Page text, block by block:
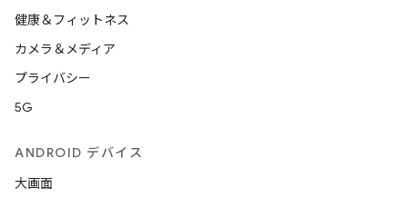
健康＆フィットネス
カメラ＆メディア
プライバシー
5G
ANDROID デバイス
大画面